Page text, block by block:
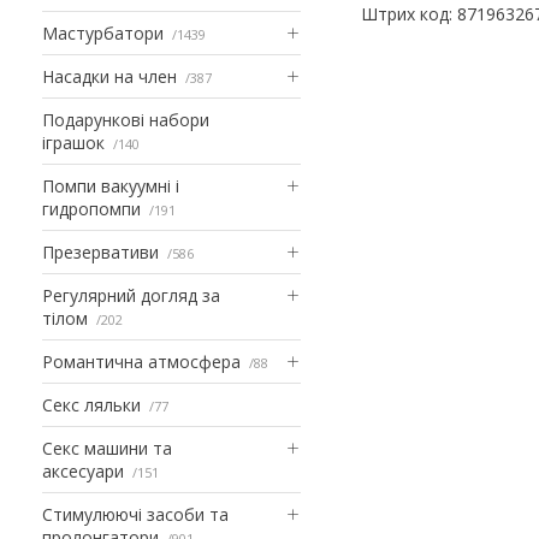
Мастурбатори 1439
Насадки на член 387
Подарункові набори
іграшок
140
Помпи вакуумні і
гидропомпи
191
Презервативи 586
Регулярний догляд за
тілом
202
Романтична атмосфера 88
Секс ляльки 77
Секс машини та
аксесуари
151
Стимулюючі засоби та
Штрих код: